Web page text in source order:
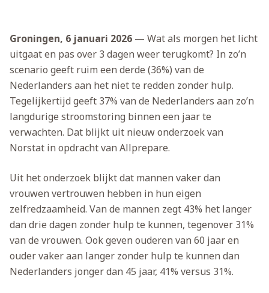
Groningen, 6 januari 2026 — Wat als morgen het licht
uitgaat en pas over 3 dagen weer terugkomt? In zo’n
scenario geeft ruim een derde (36%) van de
Nederlanders aan het niet te redden zonder hulp.
Tegelijkertijd geeft 37% van de Nederlanders aan zo’n
langdurige stroomstoring binnen een jaar te
verwachten. Dat blijkt uit nieuw onderzoek van
Norstat in opdracht van Allprepare.
Uit het onderzoek blijkt dat mannen vaker dan
vrouwen vertrouwen hebben in hun eigen
zelfredzaamheid. Van de mannen zegt 43% het langer
dan drie dagen zonder hulp te kunnen, tegenover 31%
van de vrouwen. Ook geven ouderen van 60 jaar en
ouder vaker aan langer zonder hulp te kunnen dan
Nederlanders jonger dan 45 jaar, 41% versus 31%.